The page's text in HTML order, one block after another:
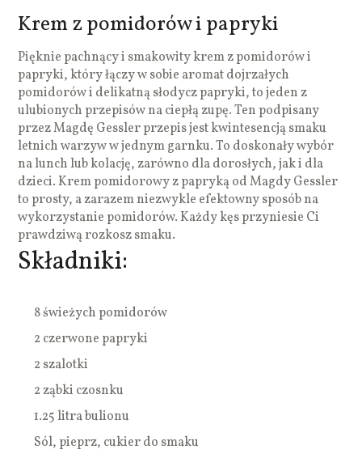
Krem z pomidorów i papryki
Pięknie pachnący i smakowity krem z pomidorów i
papryki, który łączy w sobie aromat dojrzałych
pomidorów i delikatną słodycz papryki, to jeden z
ulubionych przepisów na ciepłą zupę. Ten podpisany
przez Magdę Gessler przepis jest kwintesencją smaku
letnich warzyw w jednym garnku. To doskonały wybór
na lunch lub kolację, zarówno dla dorosłych, jak i dla
dzieci. Krem pomidorowy z papryką od Magdy Gessler
to prosty, a zarazem niezwykle efektowny sposób na
wykorzystanie pomidorów. Każdy kęs przyniesie Ci
prawdziwą rozkosz smaku.
Składniki:
8 świeżych pomidorów
2 czerwone papryki
2 szalotki
2 ząbki czosnku
1.25 litra bulionu
Sól, pieprz, cukier do smaku